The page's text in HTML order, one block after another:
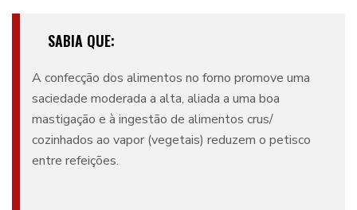
SABIA QUE:
A confecção dos alimentos no forno promove uma
saciedade moderada a alta, aliada a uma boa
mastigação e à ingestão de alimentos crus/
cozinhados ao vapor (vegetais) reduzem o petisco
entre refeições.